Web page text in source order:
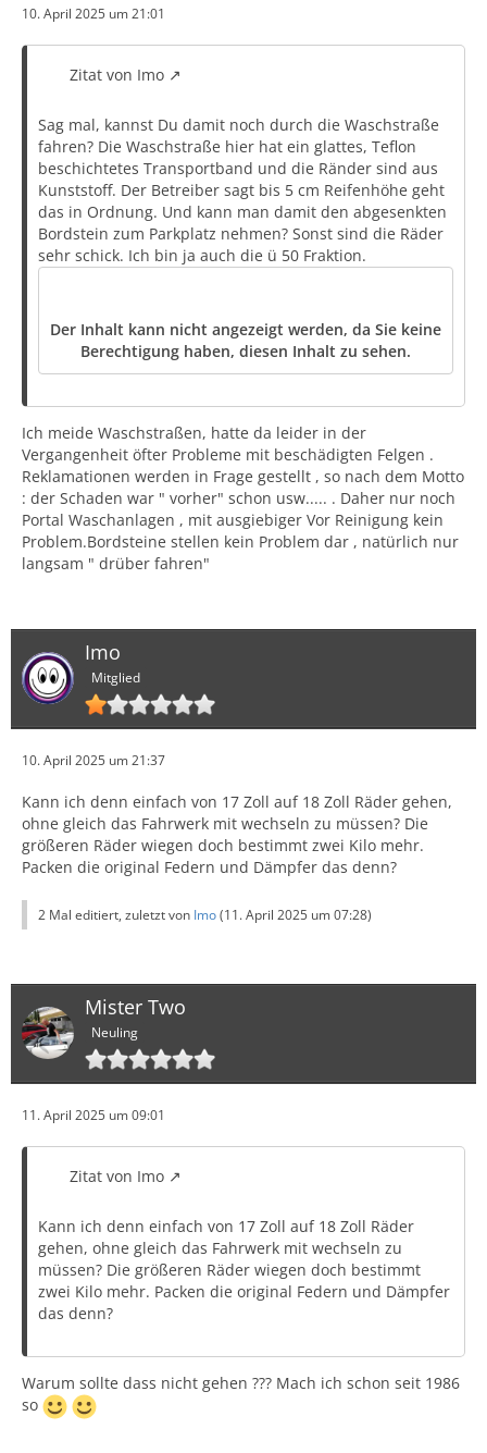
10. April 2025 um 21:01
Zitat von Imo
Sag mal, kannst Du damit noch durch die Waschstraße
fahren? Die Waschstraße hier hat ein glattes, Teflon
beschichtetes Transportband und die Ränder sind aus
Kunststoff. Der Betreiber sagt bis 5 cm Reifenhöhe geht
das in Ordnung. Und kann man damit den abgesenkten
Bordstein zum Parkplatz nehmen? Sonst sind die Räder
sehr schick. Ich bin ja auch die ü 50 Fraktion.
Der Inhalt kann nicht angezeigt werden, da Sie keine
Berechtigung haben, diesen Inhalt zu sehen.
Ich meide Waschstraßen, hatte da leider in der
Vergangenheit öfter Probleme mit beschädigten Felgen .
Reklamationen werden in Frage gestellt , so nach dem Motto
: der Schaden war " vorher" schon usw..... . Daher nur noch
Portal Waschanlagen , mit ausgiebiger Vor Reinigung kein
Problem.Bordsteine stellen kein Problem dar , natürlich nur
langsam " drüber fahren"
Imo
Mitglied
10. April 2025 um 21:37
Kann ich denn einfach von 17 Zoll auf 18 Zoll Räder gehen,
ohne gleich das Fahrwerk mit wechseln zu müssen? Die
größeren Räder wiegen doch bestimmt zwei Kilo mehr.
Packen die original Federn und Dämpfer das denn?
2 Mal editiert, zuletzt von Imo(11. April 2025 um 07:28)
Mister Two
Neuling
11. April 2025 um 09:01
Zitat von Imo
Kann ich denn einfach von 17 Zoll auf 18 Zoll Räder
gehen, ohne gleich das Fahrwerk mit wechseln zu
müssen? Die größeren Räder wiegen doch bestimmt
zwei Kilo mehr. Packen die original Federn und Dämpfer
das denn?
Warum sollte dass nicht gehen ??? Mach ich schon seit 1986
so